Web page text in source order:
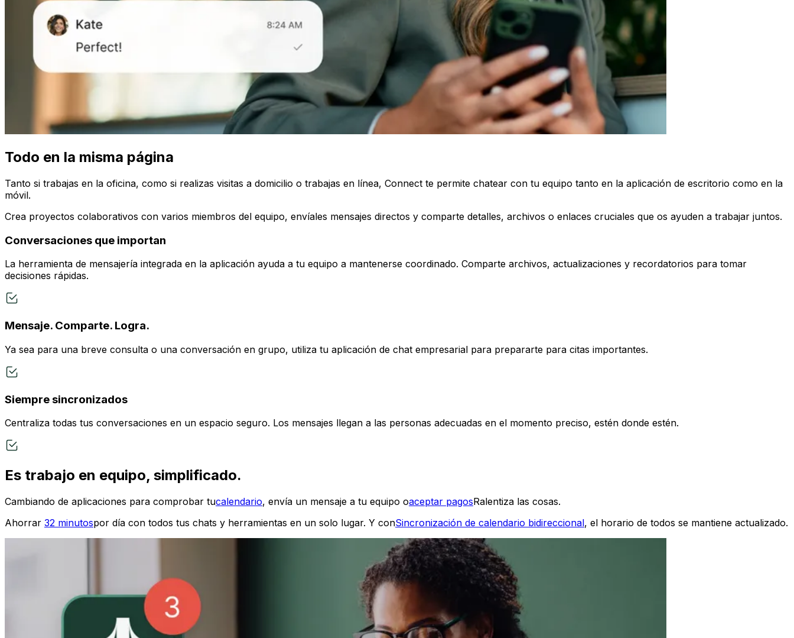
Todo en la misma página
Tanto si trabajas en la oficina, como si realizas visitas a domicilio o trabajas en línea, Connect te permite chatear con tu equipo tanto en la aplicación de escritorio como en la
móvil.
Crea proyectos colaborativos con varios miembros del equipo, envíales mensajes directos y comparte detalles, archivos o enlaces cruciales que os ayuden a trabajar juntos.
Conversaciones que importan
La herramienta de mensajería integrada en la aplicación ayuda a tu equipo a mantenerse coordinado. Comparte archivos, actualizaciones y recordatorios para tomar
decisiones rápidas.
Mensaje. Comparte. Logra.
Ya sea para una breve consulta o una conversación en grupo, utiliza tu aplicación de chat empresarial para prepararte para citas importantes.
Siempre sincronizados
Centraliza todas tus conversaciones en un espacio seguro. Los mensajes llegan a las personas adecuadas en el momento preciso, estén donde estén.
Es trabajo en equipo, simplificado.
Cambiando de aplicaciones para comprobar tucalendario, envía un mensaje a tu equipo oaceptar pagosRalentiza las cosas.
Ahorrar 32 minutospor día con todos tus chats y herramientas en un solo lugar. Y conSincronización de calendario bidireccional, el horario de todos se mantiene actualizado.